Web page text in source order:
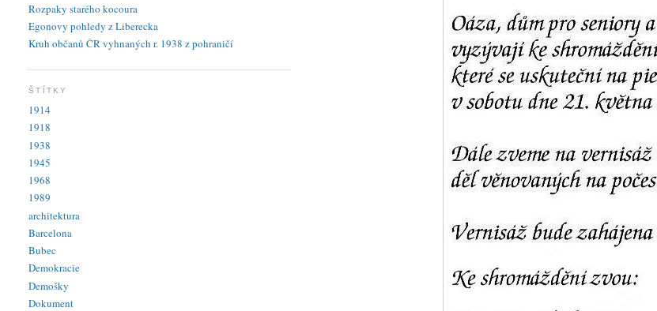
Rozpaky starého kocoura
Egonovy pohledy z Liberecka
Kruh občanů ČR vyhnaných r. 1938 z pohraničí
ŠTÍTKY
1914
1918
1938
1945
1968
1989
architektura
Barcelona
Bubec
Demokracie
Demošky
Dokument